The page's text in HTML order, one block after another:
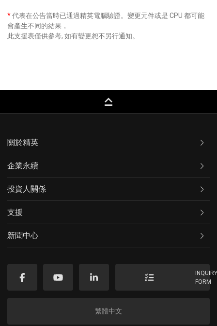
*代表在公告當時已通過精英電腦驗證。變更元件或是 CPU 都可能
會產生不同的結果，
此支援表僅供參考, 如有變更恕不另行通知。
keyboard_capslock
關於精英
企業永續
投資人關係
支援
新聞中心
FORM
繁體中文